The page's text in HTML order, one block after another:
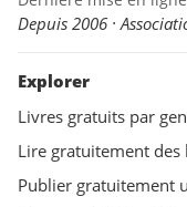
Depuis 2006 ·
Explorer
Livres gratuits par
Lire gratuitement
Publier gratuitement